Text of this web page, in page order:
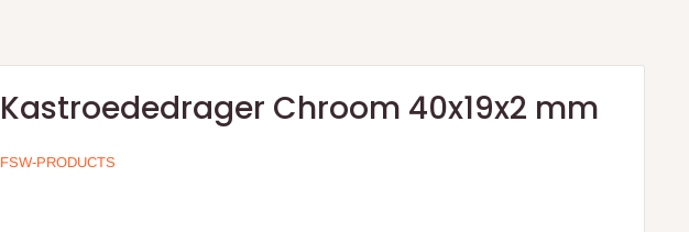
Kastroededrager Chroom 40x19x2 mm
FSW-PRODUCTS